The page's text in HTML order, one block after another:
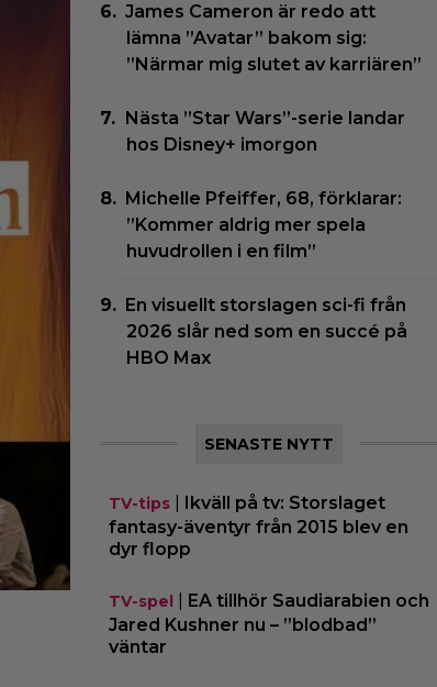
James Cameron är redo att
lämna ”Avatar” bakom sig:
”Närmar mig slutet av karriären”
Nästa ”Star Wars”-serie landar
hos Disney+ imorgon
Michelle Pfeiffer, 68, förklarar:
”Kommer aldrig mer spela
huvudrollen i en film”
En visuellt storslagen sci-fi från
2026 slår ned som en succé på
HBO Max
SENASTE NYTT
TV-tips| Ikväll på tv: Storslaget
fantasy-äventyr från 2015 blev en
dyr flopp
TV-spel
EA tillhör Saudiarabien och
Jared Kushner nu – ”blodbad”
väntar